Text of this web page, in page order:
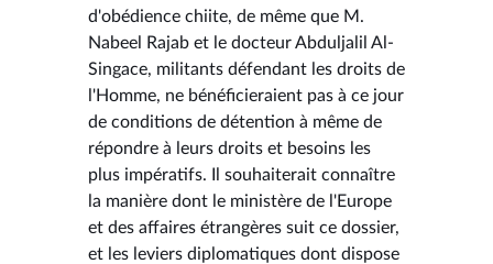
d'obédience chiite, de même que M.
Nabeel Rajab et le docteur Abduljalil Al-
Singace, militants défendant les droits de
l'Homme, ne bénéficieraient pas à ce jour
de conditions de détention à même de
répondre à leurs droits et besoins les
plus impératifs. Il souhaiterait connaître
la manière dont le ministère de l'Europe
et des affaires étrangères suit ce dossier,
et les leviers diplomatiques dont dispose